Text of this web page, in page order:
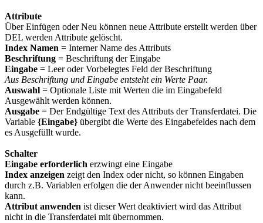
Attribute
Über Einfügen oder Neu können neue Attribute erstellt werden über
DEL werden Attribute gelöscht.
Index Namen = Interner Name des Attributs
Beschriftung = Beschriftung der Eingabe
Eingabe = Leer oder Vorbelegtes Feld der Beschriftung
Aus Beschriftung und Eingabe entsteht ein Werte Paar.
Auswahl = Optionale Liste mit Werten die im Eingabefeld
Ausgewählt werden können.
Ausgabe = Der Endgültige Text des Attributs der Transferdatei. Die
Variable {Eingabe} übergibt die Werte des Eingabefeldes nach dem
es Ausgefüllt wurde.
Schalter
Eingabe erforderlich erzwingt eine Eingabe
Index anzeigen zeigt den Index oder nicht, so können Eingaben
durch z.B. Variablen erfolgen die der Anwender nicht beeinflussen
kann.
Attribut anwenden ist dieser Wert deaktiviert wird das Attribut
nicht in die Transferdatei mit übernommen.